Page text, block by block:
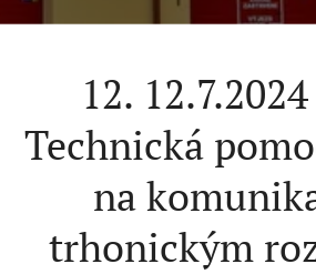
12.
Technická
na
trhonickým